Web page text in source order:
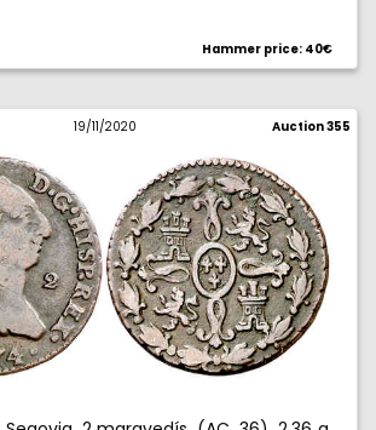
Hammer price: 40€
19/11/2020 Auction 355